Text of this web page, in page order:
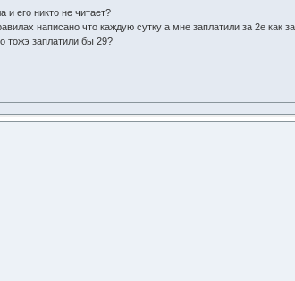
и его никто не читает?
написано что каждую сутку а мне заплатили за 2е как
тожэ заплатили бы 29?